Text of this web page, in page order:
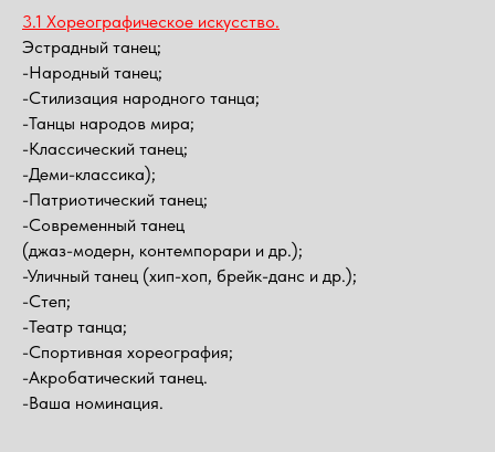
3.1 Хореографическое искусство.
Эстрадный танец;
-Народный танец;
-Стилизация народного танца;
-Танцы народов мира;
-Классический танец;
-Деми-классика);
-Патриотический танец;
-Современный танец
(джаз-модерн, контемпорари и др.);
-Уличный танец (хип-хоп, брейк-данс и др.);
-Степ;
-Театр танца;
-Спортивная хореография;
-Акробатический танец.
-Ваша номинация.